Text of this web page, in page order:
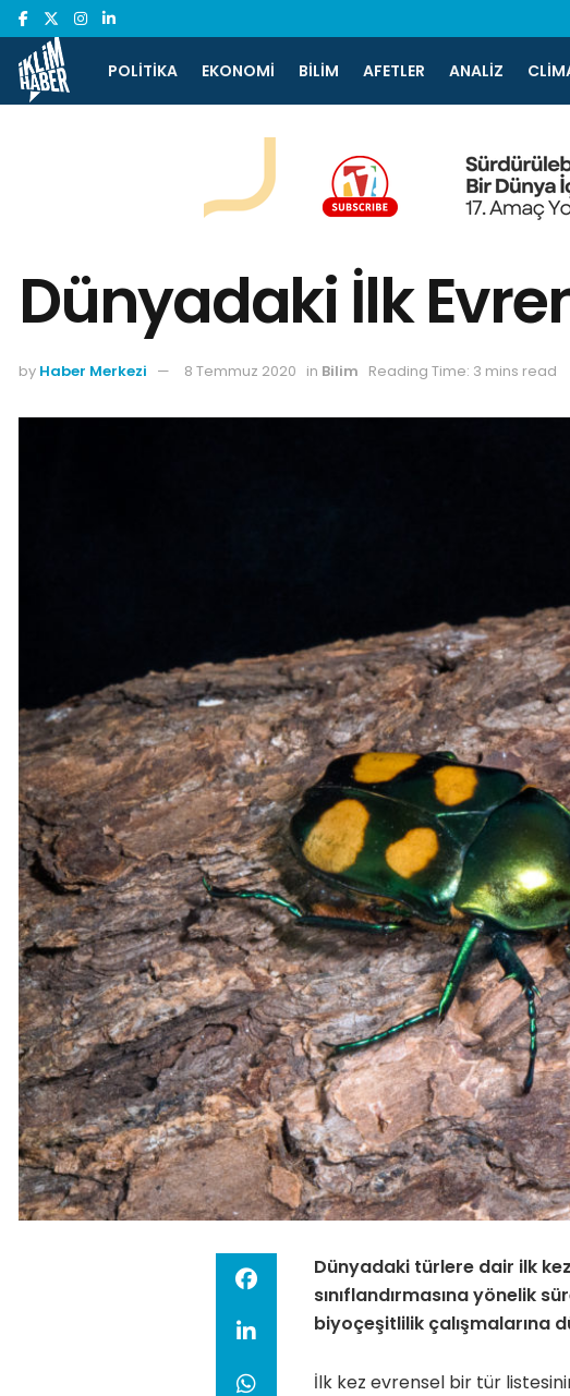
POLITIKA EKONOMI BILIM AFETLER ANALIZ
Dünyadaki İlk
by Haber Merkezi 8 Temmuz 2020 in Bilim Reading Time: 3 mins read
Dünyadaki türlere dair ilk
sınıflandırmasına yönelik
biyoçeşitlilik çalışmalarına
İlk kez evrensel bir tür